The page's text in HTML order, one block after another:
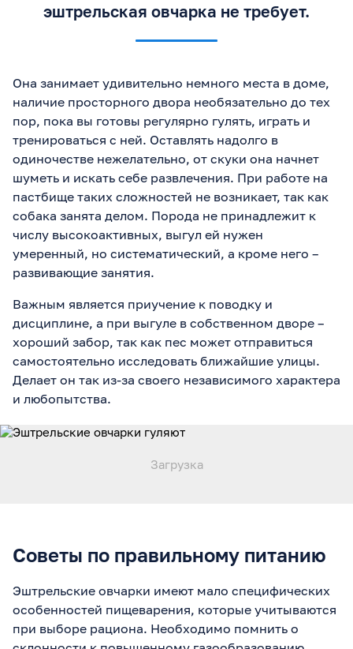
эштрельская овчарка не требует.
Она занимает удивительно немного места в доме,
наличие просторного двора необязательно до тех
пор, пока вы готовы регулярно гулять, играть и
тренироваться с ней. Оставлять надолго в
одиночестве нежелательно, от скуки она начнет
шуметь и искать себе развлечения. При работе на
пастбище таких сложностей не возникает, так как
собака занята делом. Порода не принадлежит к
числу высокоактивных, выгул ей нужен
умеренный, но систематический, а кроме него –
развивающие занятия.
Важным является приучение к поводку и
дисциплине, а при выгуле в собственном дворе –
хороший забор, так как пес может отправиться
самостоятельно исследовать ближайшие улицы.
Делает он так из-за своего независимого характера
и любопытства.
Советы по правильному питанию
Эштрельские овчарки имеют мало специфических
особенностей пищеварения, которые учитываются
при выборе рациона. Необходимо помнить о